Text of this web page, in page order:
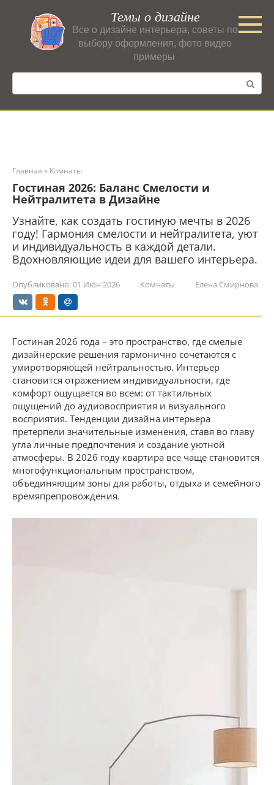
контенту
Темы о дизайне
Все о дизайне интерьера, советы по
выбору оформления, фото видео
примеры
Поиск:
Главная » Комнаты
Гостиная 2026: Баланс Смелости и
Нейтралитета в Дизайне
Узнайте, как создать гостиную мечты в 2026
году! Гармония смелости и нейтралитета, уют
и индивидуальность в каждой детали.
Вдохновляющие идеи для вашего интерьера.
Опубликовано:01 Июн 2026 Комнаты Елена Смирнова
Гостиная 2026 года – это пространство, где смелые
дизайнерские решения гармонично сочетаются с
умиротворяющей нейтральностью. Интерьер
становится отражением индивидуальности, где
комфорт ощущается во всем: от тактильных
ощущений до аудиовосприятия и визуального
восприятия. Тенденции дизайна интерьера
претерпели значительные изменения, ставя во главу
угла личные предпочтения и создание уютной
атмосферы. В 2026 году квартира все чаще становится
многофункциональным пространством,
объединяющим зоны для работы, отдыха и семейного
времяпрепровождения.